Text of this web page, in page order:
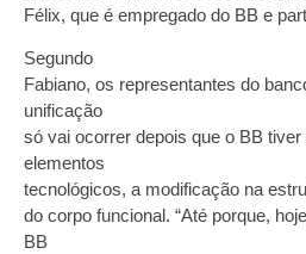
Félix, que é empregado do BB e
Segundo
Fabiano, os representantes do
unificação
só vai ocorrer depois que o BB
elementos
tecnológicos, a modificação na
do corpo funcional. “Até porque,
BB